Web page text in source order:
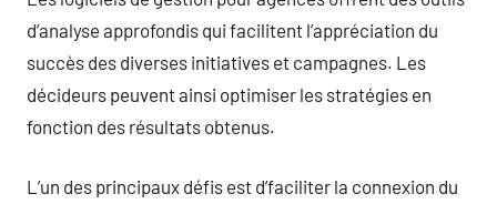
d’analyse approfondis qui facilitent l’appréciation du
succès des diverses initiatives et campagnes. Les
décideurs peuvent ainsi optimiser les stratégies en
fonction des résultats obtenus.
L’un des principaux défis est d’faciliter la connexion du